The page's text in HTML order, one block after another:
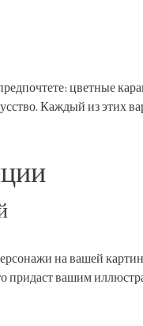
цветные
Каждый из этих
на вашей
вашим